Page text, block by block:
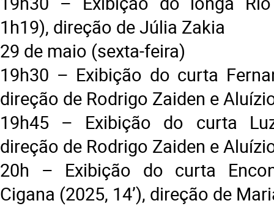
1h19), direção de Júlia Zakia
29 de maio (sexta-feira)
19h30 – Exibição do curta
direção de Rodrigo Zaiden e
19h45 – Exibição do curta
direção de Rodrigo Zaiden e
20h – Exibição do curta
Cigana (2025, 14’), direção de